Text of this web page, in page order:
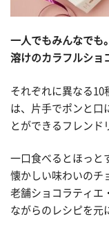
一人でもみんなでも
溶けのカラフルショ
それぞれに異なる10
は、片手でポンと口
とができるフレンド
一口食べるとほっと
懐かしい味わいのチ
老舗ショコラティエ
ながらのレシピを元